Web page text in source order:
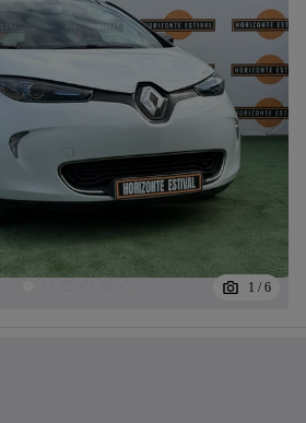
1 / 6